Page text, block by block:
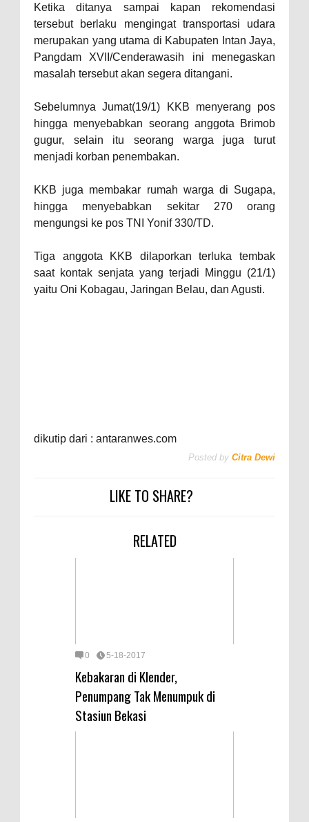
Ketika ditanya sampai kapan rekomendasi
tersebut berlaku mengingat transportasi udara
merupakan yang utama di Kabupaten Intan Jaya,
Pangdam XVII/Cenderawasih ini menegaskan
masalah tersebut akan segera ditangani.
Sebelumnya Jumat(19/1) KKB menyerang pos
hingga menyebabkan seorang anggota Brimob
gugur, selain itu seorang warga juga turut
menjadi korban penembakan.
KKB juga membakar rumah warga di Sugapa,
hingga menyebabkan sekitar 270 orang
mengungsi ke pos TNI Yonif 330/TD.
Tiga anggota KKB dilaporkan terluka tembak
saat kontak senjata yang terjadi Minggu (21/1)
yaitu Oni Kobagau, Jaringan Belau, dan Agusti.
dikutip dari : antaranwes.com
Posted by Citra Dewi
LIKE TO SHARE?
RELATED
0 5-18-2017
Kebakaran di Klender,
Penumpang Tak Menumpuk di
Stasiun Bekasi